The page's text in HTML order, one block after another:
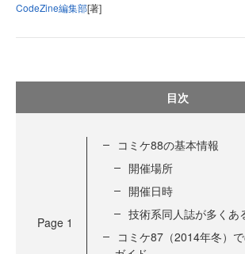
CodeZine編集部[著]
目次
Page 1
コミケ88の基本情報
開催場所
開催日時
技術系同人誌が多くあ
コミケ87（2014年冬）